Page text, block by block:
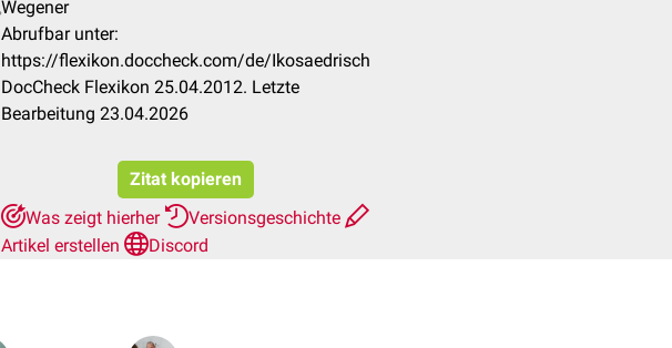
Wegener
Abrufbar unter:
https://flexikon.doccheck.com/de/Ikosaedrisch
DocCheck Flexikon 25.04.2012. Letzte
Bearbeitung 23.04.2026
Zitat kopieren
Was zeigt hierher
Versionsgeschichte
Artikel erstellen
Discord